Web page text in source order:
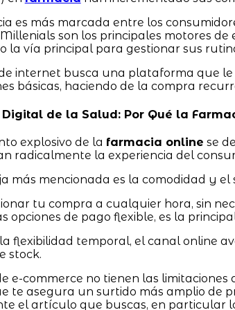
es más marcada entre los
Millenials son los principales motores
la vía principal para gestionar sus
internet busca una plataforma que
básicas, haciendo de la compra
Digital de la Salud: Por Qué la
explosivo de la farmacia online se
radicalmente la experiencia del
más mencionada es la comodidad y el
tu compra a cualquier hora, sin
opciones de pago flexible, es la
flexibilidad temporal, el canal online
stock.
e-commerce no tienen las
te asegura un surtido más amplio de
el artículo que buscas, en particular